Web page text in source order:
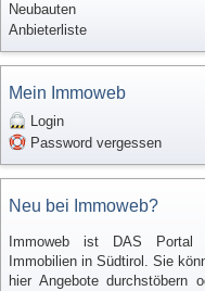
Neubauten
Anbieterliste
Mein Immoweb
Login
Password vergessen
Neu bei Immoweb?
Immoweb ist DAS Portal
Immobilien in Südtirol. Sie
hier Angebote durchstöbern